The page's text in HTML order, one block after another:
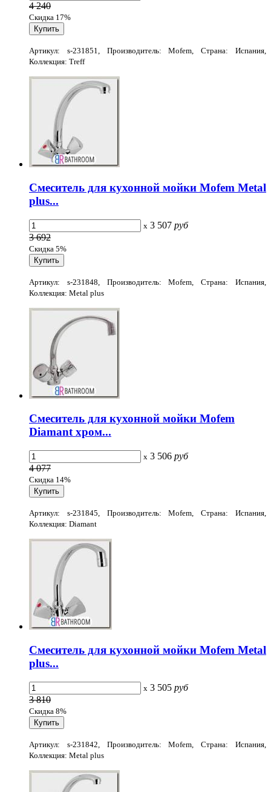
4 240
Скидка 17%
Артикул: s-231851, Производитель: Mofem, Страна: Испания,
Коллекция: Treff
Смеситель для кухонной мойки Mofem Metal
plus...
x 3 507 руб
3 692
Скидка 5%
Артикул: s-231848, Производитель: Mofem, Страна: Испания,
Коллекция: Metal plus
Смеситель для кухонной мойки Mofem
Diamant хром...
x 3 506 руб
4 077
Скидка 14%
Артикул: s-231845, Производитель: Mofem, Страна: Испания,
Коллекция: Diamant
Смеситель для кухонной мойки Mofem Metal
plus...
x 3 505 руб
3 810
Скидка 8%
Артикул: s-231842, Производитель: Mofem, Страна: Испания,
Коллекция: Metal plus